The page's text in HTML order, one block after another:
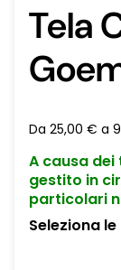
Tela
Da 25,00 € a
A causa
gestito in
particolari
Seleziona